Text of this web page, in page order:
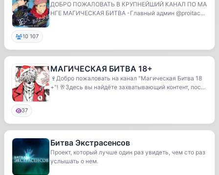
ДОБРО ПОЖАЛОВАТЬ В КРУПНЕЙШИЙ КАНАЛ ПО МА
НГЕ МАГИЧЕСКАЯ БИТВА -Главный админ @proitachi
10 107
МАГИЧЕСКАЯ БИТВА 18+
🍷Добро пожаловать на канал "Магическая Битва 18
+"! 🥂Здесь вы найдëте захватывающий контент, посв
37
Битва Экстрасенсов
Проект, который лучше один раз увидеть, чем сто раз
услышать о нем.